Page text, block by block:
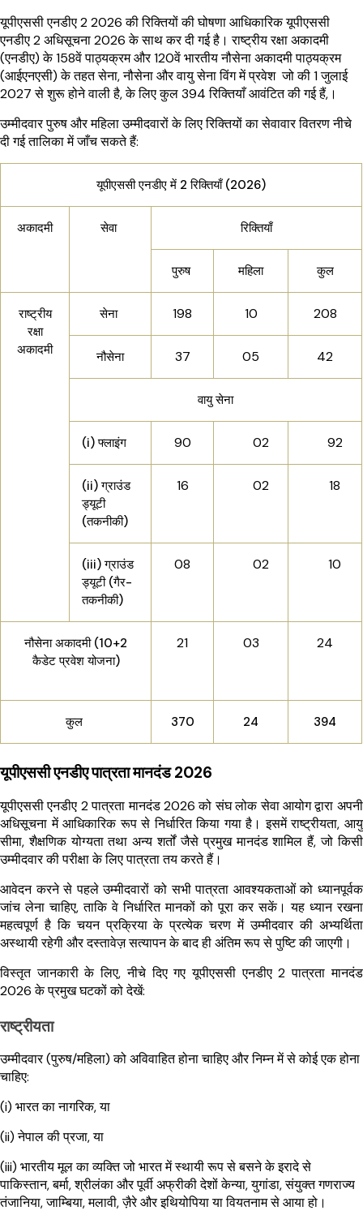
यूपीएससी एनडीए 2 2026 की रिक्तियों की घोषणा आधिकारिक यूपीएससी
एनडीए 2 अधिसूचना 2026 के साथ कर दी गई है। राष्ट्रीय रक्षा अकादमी
(एनडीए) के 158वें पाठ्यक्रम और 120वें भारतीय नौसेना अकादमी पाठ्यक्रम
(आईएनएसी) के तहत सेना, नौसेना और वायु सेना विंग में प्रवेश जो की 1 जुलाई
2027 से शुरू होने वाली है, के लिए कुल 394 रिक्तियाँ आवंटित की गई हैं,।
उम्मीदवार पुरुष और महिला उम्मीदवारों के लिए रिक्तियों का सेवावार वितरण नीचे
दी गई तालिका में जाँच सकते हैं:
यूपीएससी एनडीए में 2 रिक्तियाँ (2026)
अकादमी सेवा रिक्तियाँ
पुरुष महिला कुल
राष्ट्रीय
रक्षा
अकादमी
सेना 198 10 208
नौसेना 37 05 42
वायु सेना
(i) फ्लाइंग 90 02 92
(ii) ग्राउंड
ड्यूटी
(तकनीकी)
16 02 18
(iii) ग्राउंड
ड्यूटी (गैर-
तकनीकी)
08 02 10
नौसेना अकादमी (10+2
कैडेट प्रवेश योजना)
21 03 24
कुल 370 24 394
यूपीएससी एनडीए पात्रता मानदंड 2026
यूपीएससी एनडीए 2 पात्रता मानदंड 2026 को संघ लोक सेवा आयोग द्वारा अपनी
अधिसूचना में आधिकारिक रूप से निर्धारित किया गया है। इसमें राष्ट्रीयता, आयु
सीमा, शैक्षणिक योग्यता तथा अन्य शर्तों जैसे प्रमुख मानदंड शामिल हैं, जो किसी
उम्मीदवार की परीक्षा के लिए पात्रता तय करते हैं।
आवेदन करने से पहले उम्मीदवारों को सभी पात्रता आवश्यकताओं को ध्यानपूर्वक
जांच लेना चाहिए, ताकि वे निर्धारित मानकों को पूरा कर सकें। यह ध्यान रखना
महत्वपूर्ण है कि चयन प्रक्रिया के प्रत्येक चरण में उम्मीदवार की अभ्यर्थिता
अस्थायी रहेगी और दस्तावेज़ सत्यापन के बाद ही अंतिम रूप से पुष्टि की जाएगी।
विस्तृत जानकारी के लिए, नीचे दिए गए यूपीएससी एनडीए 2 पात्रता मानदंड
2026 के प्रमुख घटकों को देखें:
राष्ट्रीयता
उम्मीदवार (पुरुष/महिला) को अविवाहित होना चाहिए और निम्न में से कोई एक होना
चाहिए:
(i) भारत का नागरिक, या
(ii) नेपाल की प्रजा, या
(iii) भारतीय मूल का व्यक्ति जो भारत में स्थायी रूप से बसने के इरादे से
पाकिस्तान, बर्मा, श्रीलंका और पूर्वी अफ्रीकी देशों केन्या, युगांडा, संयुक्त गणराज्य
तंजानिया, जाम्बिया, मलावी, ज़ैरे और इथियोपिया या वियतनाम से आया हो।